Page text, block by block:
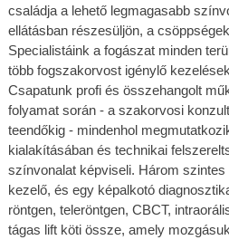
családja a lehető legmagasabb
ellátásban részesüljön, a
Specialistáink a fogászat minden
több fogszakorvost igénylő
Csapatunk profi és összehangolt
folyamat során - a szakorvosi
teendőkig - mindenhol
kialakításában és technikai
színvonalat képviseli. Három
kezelő, és egy képalkotó
röntgen, teleröntgen, CBCT,
tágas lift köti össze, amely